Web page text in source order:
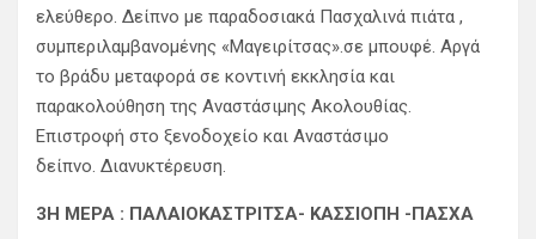
ελεύθερο. Δείπνο με παραδοσιακά Πασχαλινά πιάτα ,
συμπεριλαμβανομένης «Μαγειρίτσας».σε μπουφέ. Αργά
το βράδυ μεταφορά σε κοντινή εκκλησία και
παρακολούθηση της Αναστάσιμης Ακολουθίας.
Επιστροφή στο ξενοδοχείο και Αναστάσιμο
δείπνο. Διανυκτέρευση.
3Η ΜΕΡΑ : ΠΑΛΑΙΟΚAΣΤΡΙΤΣΑ- ΚΑΣΣΙΟΠΗ -ΠΑΣΧΑ